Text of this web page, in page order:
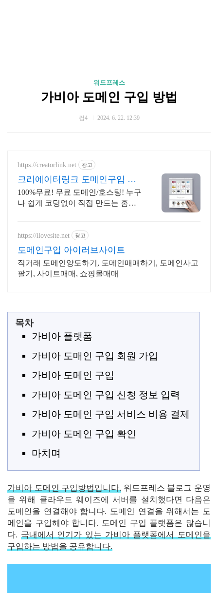
워드프레스
가비아 도메인 구입 방법
컴4 2024. 6. 22. 12:39
https://creatorlink.net 광고
크리에이터링크 도메인구입 누
구나 만드는 홈페이지
100%무료! 무료 도메인/호스팅! 누구
나 쉽게 코딩없이 직접 만드는 홈페
에이터링크에서.
https://ilovesite.net 광고
도메인구입 아이러브사이트
직거래 도메인양도하기, 도메인매매하기, 도메인사고
팔기, 사이트매매, 쇼핑몰매매
목차
가비아 플랫폼
가비아 도매인 구입 회원 가입
가비아 도메인 구입
가비아 도메인 구입 신청 정보 입력
가비아 도메인 구입 서비스 비용 결제
가비아 도메인 구입 확인
마치며
가비아 도메인 구입방법입니다. 워드프레스 블로그 운영
을 위해 클라우드 웨이즈에 서버를 설치했다면 다음은
도메인을 연결해야 합니다. 도메인 연결을 위해서는 도
메인을 구입해야 합니다. 도메인 구입 플랫폼은 많습니
다. 국내에서 인기가 있는 가비아 플랫폼에서 도메인을
구입하는 방법을 공유합니다.